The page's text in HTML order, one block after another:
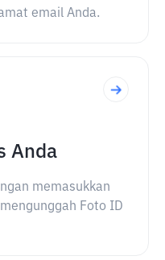
email Anda.
Anda
memasukkan
Foto ID